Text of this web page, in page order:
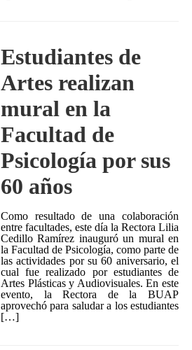
Estudiantes de
Artes realizan
mural en la
Facultad de
Psicología por sus
60 años
Como resultado de una colaboración
entre facultades, este día la Rectora Lilia
Cedillo Ramírez inauguró un mural en
la Facultad de Psicología, como parte de
las actividades por su 60 aniversario, el
cual fue realizado por estudiantes de
Artes Plásticas y Audiovisuales. En este
evento, la Rectora de la BUAP
aprovechó para saludar a los estudiantes
[…]